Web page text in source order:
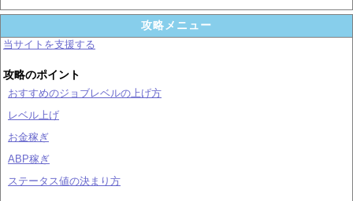
攻略メニュー
当サイトを支援する
攻略のポイント
おすすめのジョブレベルの上げ方
レベル上げ
お金稼ぎ
ABP稼ぎ
ステータス値の決まり方